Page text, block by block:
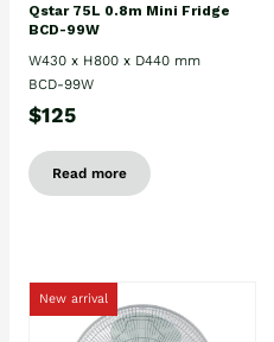
Qstar 75L 0.8m Mini Fridge
BCD-99W
W430 x H800 x D440 mm
BCD-99W
$125
Read more
New arrival